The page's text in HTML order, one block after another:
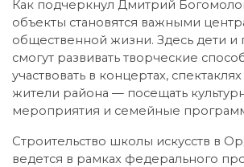
Как подчеркнул Дмитрий
объекты становятся важными
общественной жизни. Здесь дети и
смогут развивать творческие
участвовать в концертах,
жители района — посещать
мероприятия и семейные
Строительство школы искусств в
ведется в рамках федерального